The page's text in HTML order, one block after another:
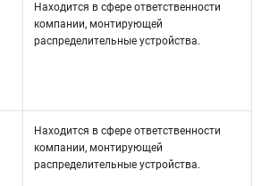
Находится в сфере ответственности
компании, монтирующей
распределительные устройства.
Находится в сфере ответственности
компании, монтирующей
распределительные устройства.